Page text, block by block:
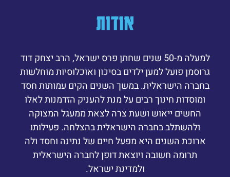
אודות
למעלה מ-50 שנים שחתן פרס ישראל, הרב יצחק דוד
גרוסמן פועל למען ילדים בסיכון ואוכלוסיות מוחלשות
בחברה הישראלית. במשך השנים הקים עמותות חסד
ומוסדות חינוך רבים על מנת להעניק הזדמנות לאלו
החשים ייאוש ושעת צרה לצאת ממעגל המצוקה
ולהשתלב בחברה הישראלית בהצלחה. פעילותו
ארוכת השנים היא מפעל חיים של נתינה וחסד ולה
תרומה חשובה ויוצאת דופן לחברה הישראלית
ולמדינת ישראל.